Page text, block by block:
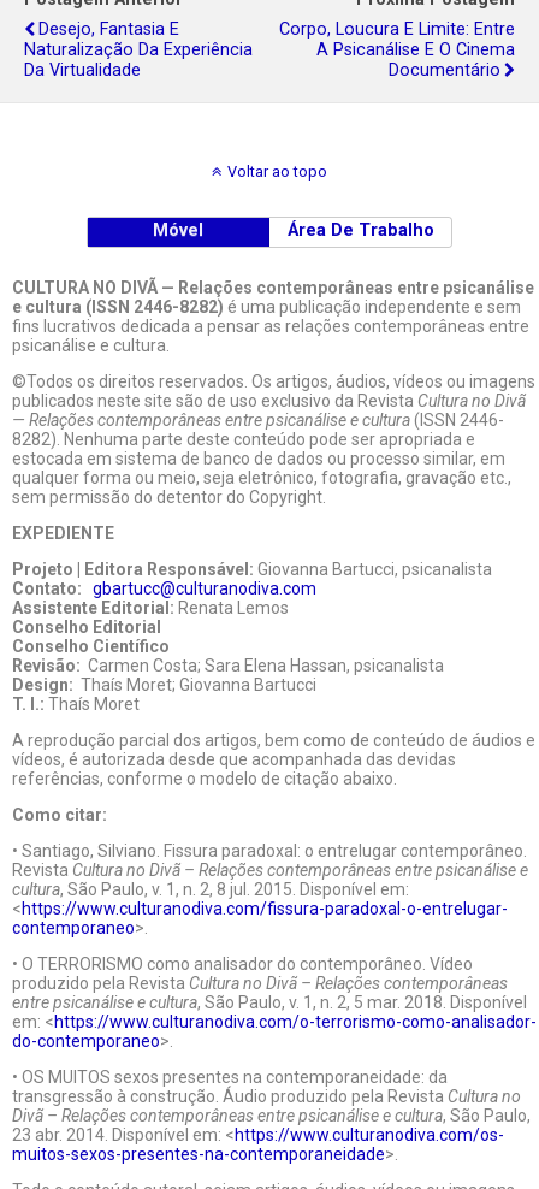
Desejo, Fantasia E
Naturalização Da Experiência
Da Virtualidade
Corpo, Loucura E Limite: Entre
A Psicanálise E O Cinema
Documentário
Voltar ao topo
Móvel Área De Trabalho
CULTURA NO DIVÃ — Relações contemporâneas entre psicanálise
e cultura (ISSN 2446-8282) é uma publicação independente e sem
fins lucrativos dedicada a pensar as relações contemporâneas entre
psicanálise e cultura.
©Todos os direitos reservados. Os artigos, áudios, vídeos ou imagens
publicados neste site são de uso exclusivo da Revista Cultura no Divã
— Relações contemporâneas entre psicanálise e cultura(ISSN 2446-
8282). Nenhuma parte deste conteúdo pode ser apropriada e
estocada em sistema de banco de dados ou processo similar, em
qualquer forma ou meio, seja eletrônico, fotografia, gravação etc.,
sem permissão do detentor do Copyright.
EXPEDIENTE
Projeto | Editora Responsável: Giovanna Bartucci, psicanalista
Contato: gbartucc@culturanodiva.com
Assistente Editorial: Renata Lemos
Conselho Editorial
Conselho Científico
Revisão: Carmen Costa; Sara Elena Hassan, psicanalista
Design: Thaís Moret; Giovanna Bartucci
T. I.: Thaís Moret
A reprodução parcial dos artigos, bem como de conteúdo de áudios e
vídeos, é autorizada desde que acompanhada das devidas
referências, conforme o modelo de citação abaixo.
Como citar:
• Santiago, Silviano. Fissura paradoxal: o entrelugar contemporâneo.
Revista Cultura no Divã – Relações contemporâneas entre psicanálise e
cultura, São Paulo, v. 1, n. 2, 8 jul. 2015. Disponível em:
<https://www.culturanodiva.com/fissura-paradoxal-o-entrelugar-
contemporaneo>.
• O TERRORISMO como analisador do contemporâneo. Vídeo
produzido pela Revista Cultura no Divã – Relações contemporâneas
entre psicanálise e cultura, São Paulo, v. 1, n. 2, 5 mar. 2018. Disponível
em: <https://www.culturanodiva.com/o-terrorismo-como-analisador-
do-contemporaneo>.
• OS MUITOS sexos presentes na contemporaneidade: da
transgressão à construção. Áudio produzido pela Revista Cultura no
Divã – Relações contemporâneas entre psicanálise e cultura, São Paulo,
23 abr. 2014. Disponível em: <https://www.culturanodiva.com/os-
muitos-sexos-presentes-na-contemporaneidade>.